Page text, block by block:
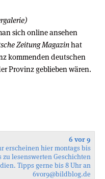
sich online ansehen
Zeitung Magazinhat
kommenden deutschen
Provinz geblieben wären.
6 vor 9
erscheinen hier montags bis
lesenswerten Geschichten
Tipps gerne bis 8 Uhr an
6vor9@bildblog.de